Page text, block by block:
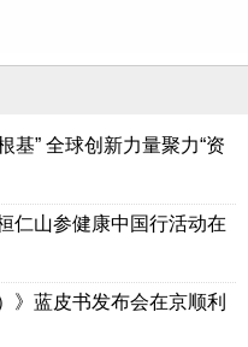
基” 全球创新力量聚力“资
仁山参健康中国行活动在
》蓝皮书发布会在京顺利